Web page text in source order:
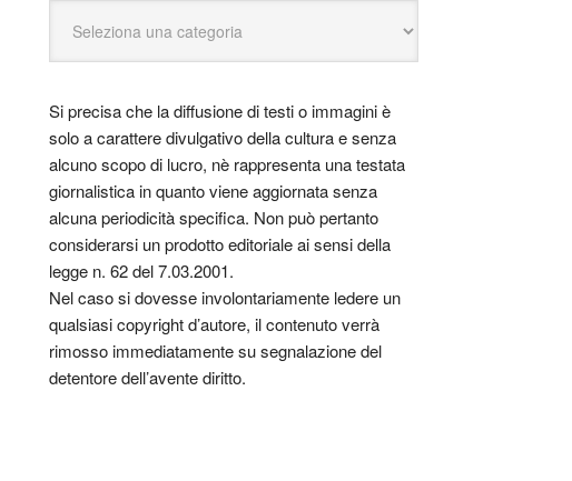
Si precisa che la diffusione di testi o immagini è
solo a carattere divulgativo della cultura e senza
alcuno scopo di lucro, nè rappresenta una testata
giornalistica in quanto viene aggiornata senza
alcuna periodicità specifica. Non può pertanto
considerarsi un prodotto editoriale ai sensi della
legge n. 62 del 7.03.2001.
Nel caso si dovesse involontariamente ledere un
qualsiasi copyright d’autore, il contenuto verrà
rimosso immediatamente su segnalazione del
detentore dell’avente diritto.